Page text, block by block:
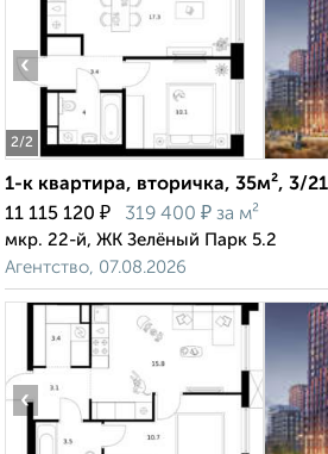
2/2
‹
1-к квартира, вторичка, 35м², 3/
11 115 120 ₽ 319 400 ₽ за м²
мкр. 22-й, ЖК Зелёный Парк 5.2
Агентство, 07.08.2026
‹